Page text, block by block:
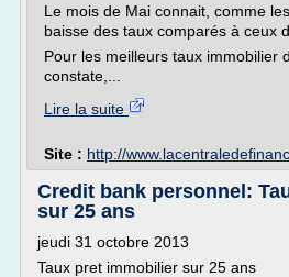
Le mois de Mai connait, comme
baisse des taux comparés à ceux
Pour les meilleurs taux immobilier
constate,...
Lire la suite
Site : http://
Credit bank personnel:
sur 25 ans
jeudi 31 octobre 2013
Taux pret immobilier sur 25 ans